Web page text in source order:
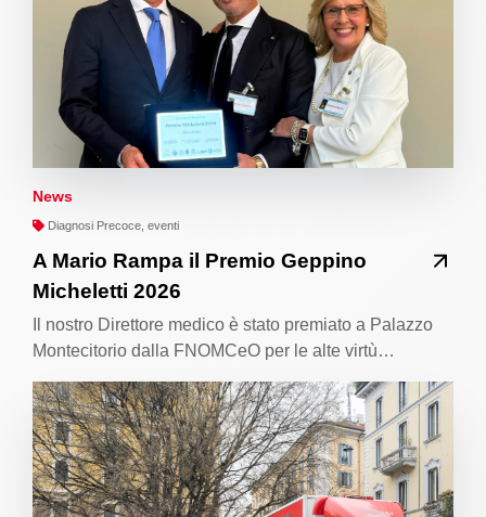
News
Diagnosi Precoce, eventi
A Mario Rampa il Premio Geppino
Micheletti 2026
Il nostro Direttore medico è stato premiato a Palazzo
Montecitorio dalla FNOMCeO per le alte virtù…